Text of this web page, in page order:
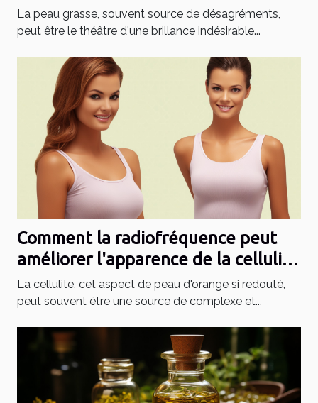
La peau grasse, souvent source de désagréments,
peut être le théâtre d'une brillance indésirable...
Comment la radiofréquence peut
améliorer l'apparence de la cellulite
et raffermir la peau
La cellulite, cet aspect de peau d'orange si redouté,
peut souvent être une source de complexe et...